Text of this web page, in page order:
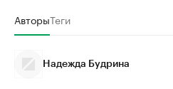
АвторыТеги
Надежда Будрина